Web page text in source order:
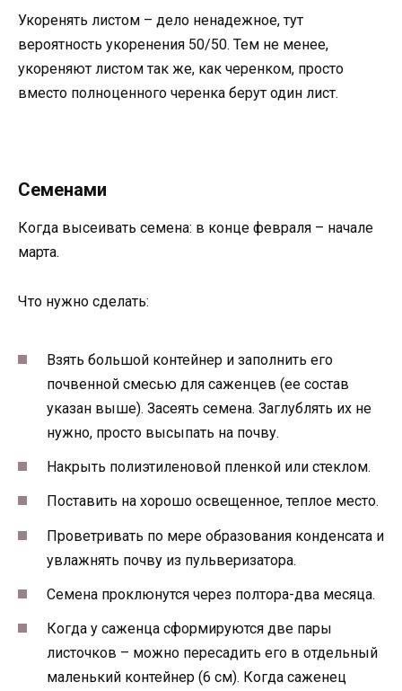
Укоренять листом – дело ненадежное, тут
вероятность укоренения 50/50. Тем не менее,
укореняют листом так же, как черенком, просто
вместо полноценного черенка берут один лист.
Семенами
Когда высеивать семена: в конце февраля – начале
марта.
Что нужно сделать:
Взять большой контейнер и заполнить его
почвенной смесью для саженцев (ее состав
указан выше). Засеять семена. Заглублять их не
нужно, просто высыпать на почву.
Накрыть полиэтиленовой пленкой или стеклом.
Поставить на хорошо освещенное, теплое место.
Проветривать по мере образования конденсата и
увлажнять почву из пульверизатора.
Семена проклюнутся через полтора-два месяца.
Когда у саженца сформируются две пары
листочков – можно пересадить его в отдельный
маленький контейнер (6 см). Когда саженец